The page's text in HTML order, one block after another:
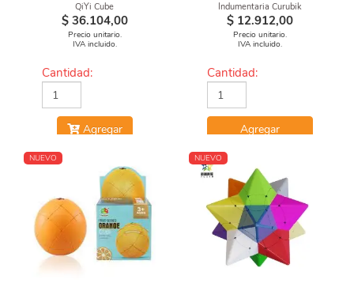
QiYi Cube
$ 36.104,00
Precio unitario.
IVA incluido.
Cantidad:
Agregar
Indumentaria Curubik
$ 12.912,00
Precio unitario.
IVA incluido.
Cantidad:
Agregar
NUEVO NUEVO